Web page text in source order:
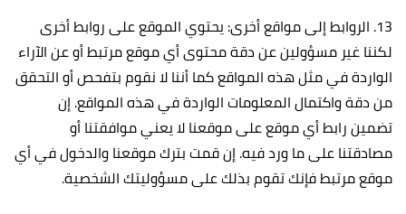
13. الروابط إلى مواقع أخرى: يحتوي الموقع على روابط أخرى
لكننا غير مسؤولين عن دقة محتوى أي موقع مرتبط أو عن الآراء
الواردة في مثل هذه المواقع كما أننا لا نقوم بتفحص أو التحقق
من دقة واكتمال المعلومات الواردة في هذه المواقع. إن
تضمين رابط أي موقع على موقعنا لا يعني موافقتنا أو
مصادقتنا على ما ورد فيه. إن قمت بترك موقعنا والدخول في أي
موقع مرتبط فإنك تقوم بذلك على مسؤوليتك الشخصية.